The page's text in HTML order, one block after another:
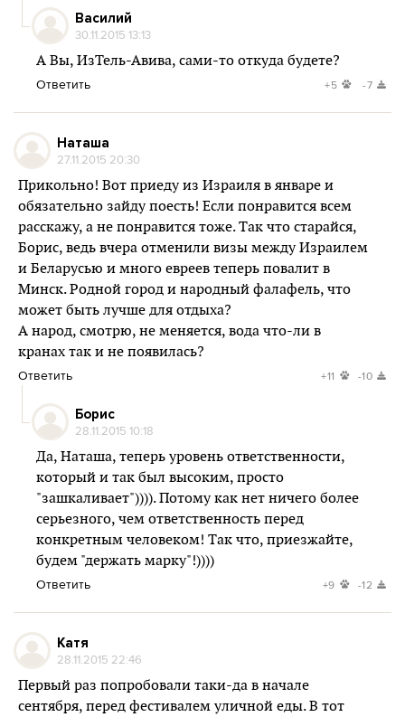
Василий
30.11.2015 13:13
А Вы, ИзТель-Авива, сами-то откуда будете?
Ответить +5 -7
Наташа
27.11.2015 20:30
Прикольно! Вот приеду из Израиля в январе и
обязательно зайду поесть! Если понравится всем
расскажу, а не понравится тоже. Так что старайся,
Борис, ведь вчера отменили визы между Израилем
и Беларусью и много евреев теперь повалит в
Минск. Родной город и народный фалафель, что
может быть лучше для отдыха?
А народ, смотрю, не меняется, вода что-ли в
кранах так и не появилась?
Ответить +11 -10
Борис
28.11.2015 10:18
Да, Наташа, теперь уровень ответственности,
который и так был высоким, просто
"зашкаливает")))). Потому как нет ничего более
серьезного, чем ответственность перед
конкретным человеком! Так что, приезжайте,
будем "держать марку"!))))
Ответить +9 -12
Катя
28.11.2015 22:46
Первый раз попробовали таки-да в начале
сентября, перед фестивалем уличной еды. В тот